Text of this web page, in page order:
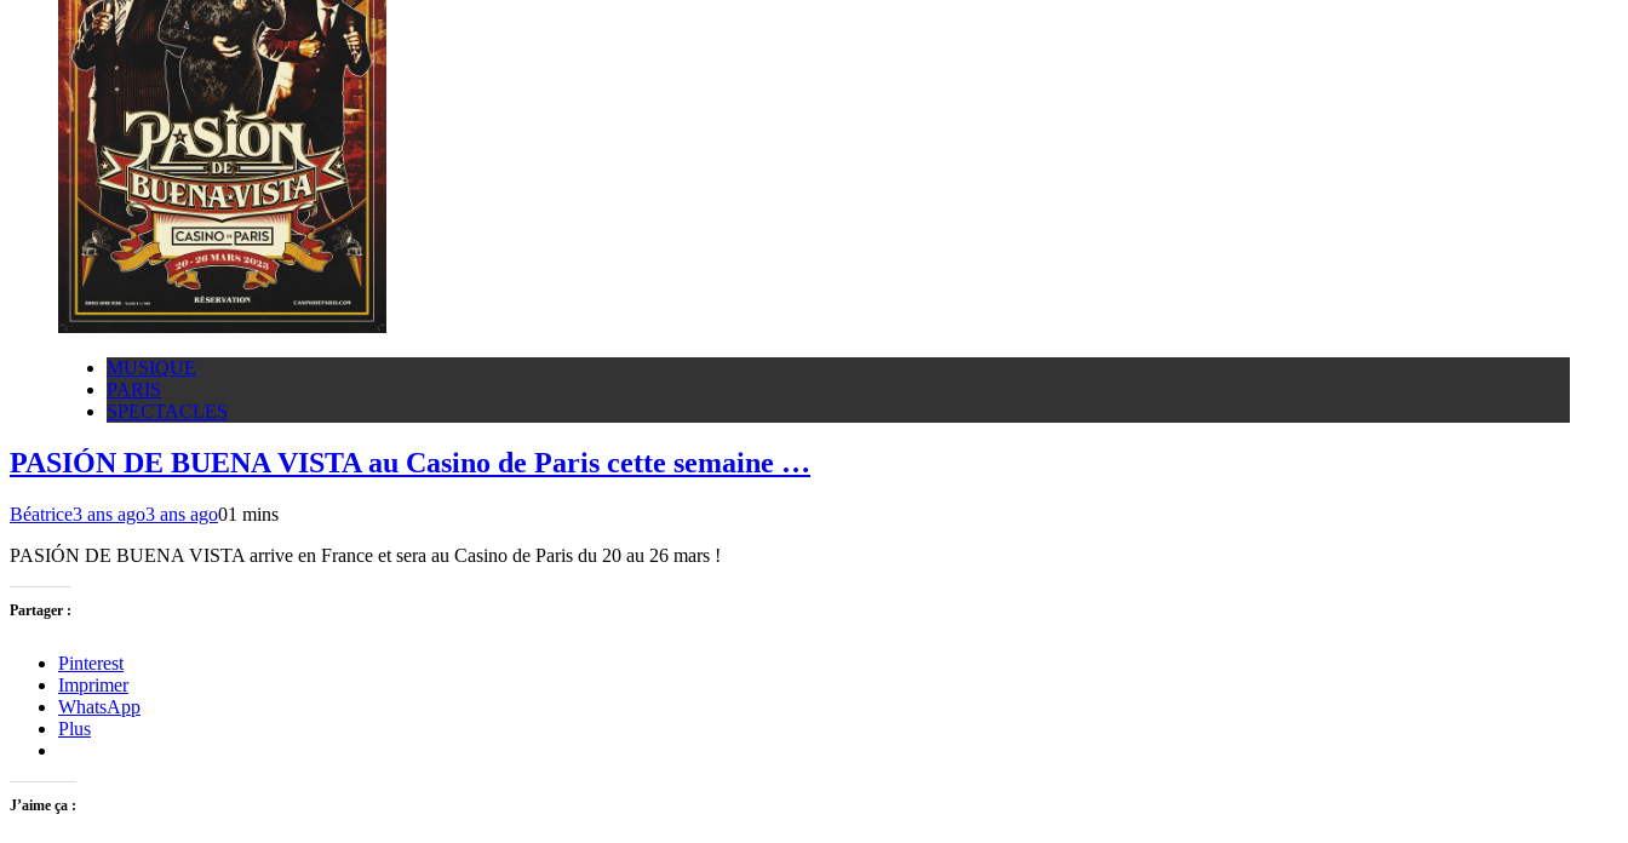
MUSIQUE
PARIS
SPECTACLES
PASIÓN DE BUENA VISTA au Casino de Paris cette semaine …
Béatrice3 ans ago3 ans ago01 mins
PASIÓN DE BUENA VISTA arrive en France et sera au Casino de Paris du 20 au 26 mars !
Partager :
Pinterest
Imprimer
WhatsApp
Plus
J’aime ça :